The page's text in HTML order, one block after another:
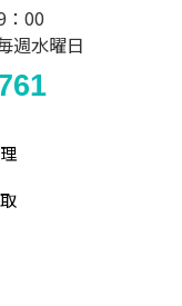
：00
週水曜日